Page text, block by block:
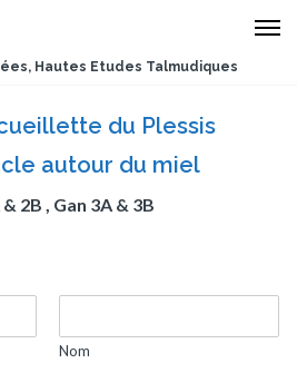
Hautes Etudes Talmudiques
du Plessis
autour du miel
2B , Gan 3A & 3B
Nom